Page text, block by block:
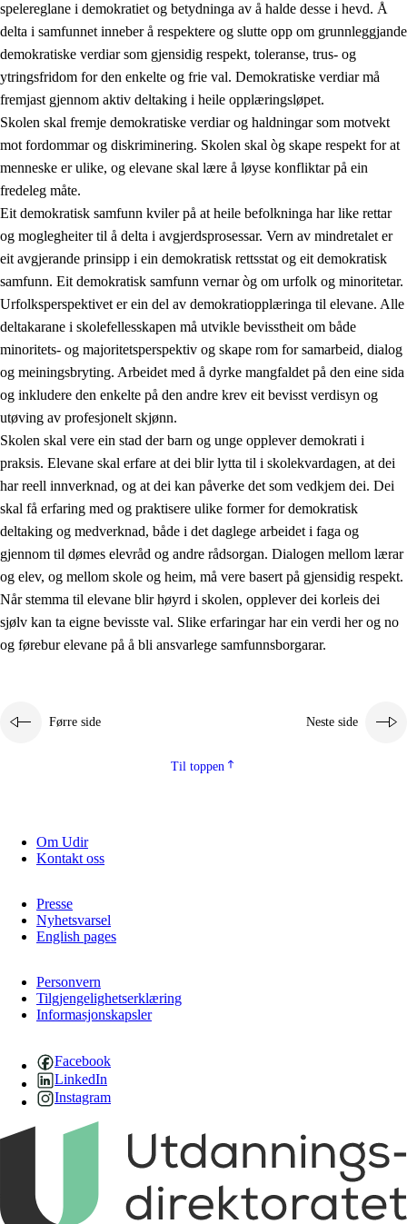
1. Verdigrunnlaget i opplæringa
1.1 Menneskeverdet
1.2 Identitet og kulturelt mangfald
1.3 Kritisk tenking og etisk bevisstheit
1.4 Skaparglede, engasjement og utforskartrong
1.5 Respekt for naturen og miljøbevisstheit
spelereglane i demokratiet og betydninga av å halde desse i hevd. Å
delta i samfunnet inneber å respektere og slutte opp om grunnleggjande
demokratiske verdiar som gjensidig respekt, toleranse, trus- og
ytringsfridom for den enkelte og frie val. Demokratiske verdiar må
fremjast gjennom aktiv deltaking i heile opplæringsløpet.
Skolen skal fremje demokratiske verdiar og haldningar som motvekt
mot fordommar og diskriminering. Skolen skal òg skape respekt for at
menneske er ulike, og elevane skal lære å løyse konfliktar på ein
fredeleg måte.
Eit demokratisk samfunn kviler på at heile befolkninga har like rettar
og moglegheiter til å delta i avgjerdsprosessar. Vern av mindretalet er
eit avgjerande prinsipp i ein demokratisk rettsstat og eit demokratisk
samfunn. Eit demokratisk samfunn vernar òg om urfolk og minoritetar.
Urfolksperspektivet er ein del av demokratiopplæringa til elevane. Alle
deltakarane i skolefellesskapen må utvikle bevisstheit om både
minoritets- og majoritetsperspektiv og skape rom for samarbeid, dialog
og meiningsbryting. Arbeidet med å dyrke mangfaldet på den eine sida
og inkludere den enkelte på den andre krev eit bevisst verdisyn og
utøving av profesjonelt skjønn.
Skolen skal vere ein stad der barn og unge opplever demokrati i
praksis. Elevane skal erfare at dei blir lytta til i skolekvardagen, at dei
har reell innverknad, og at dei kan påverke det som vedkjem dei. Dei
skal få erfaring med og praktisere ulike former for demokratisk
deltaking og medverknad, både i det daglege arbeidet i faga og
gjennom til dømes elevråd og andre rådsorgan. Dialogen mellom lærar
og elev, og mellom skole og heim, må vere basert på gjensidig respekt.
Når stemma til elevane blir høyrd i skolen, opplever dei korleis dei
sjølv kan ta eigne bevisste val. Slike erfaringar har ein verdi her og no
og førebur elevane på å bli ansvarlege samfunnsborgarar.
Førre side Neste side
Til toppen
Om Udir
Kontakt oss
Presse
Nyhetsvarsel
English pages
Personvern
Tilgjengelighetserklæring
Informasjonskapsler
Facebook
LinkedIn
Instagram